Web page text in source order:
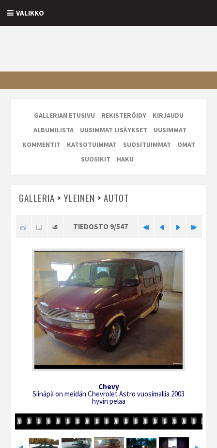
VALIKKO
GALLERIAN ETUSIVU REKISTERÖIDY
KIRJAUDU
ALBUMILISTA
UUSIMMAT LISÄYKSET
UUSIMMAT
KOMMENTIT
KATSOTUIMMAT SUOSITUIMMAT
OMAT
SUOSIKIT
HAKU
GALLERIA > YLEINEN > AUTOT
TIEDOSTO 9/547
Chevy
Siinäpä on meidän Chevrolet Astro vuosimallia 2003
hyvin pelaa